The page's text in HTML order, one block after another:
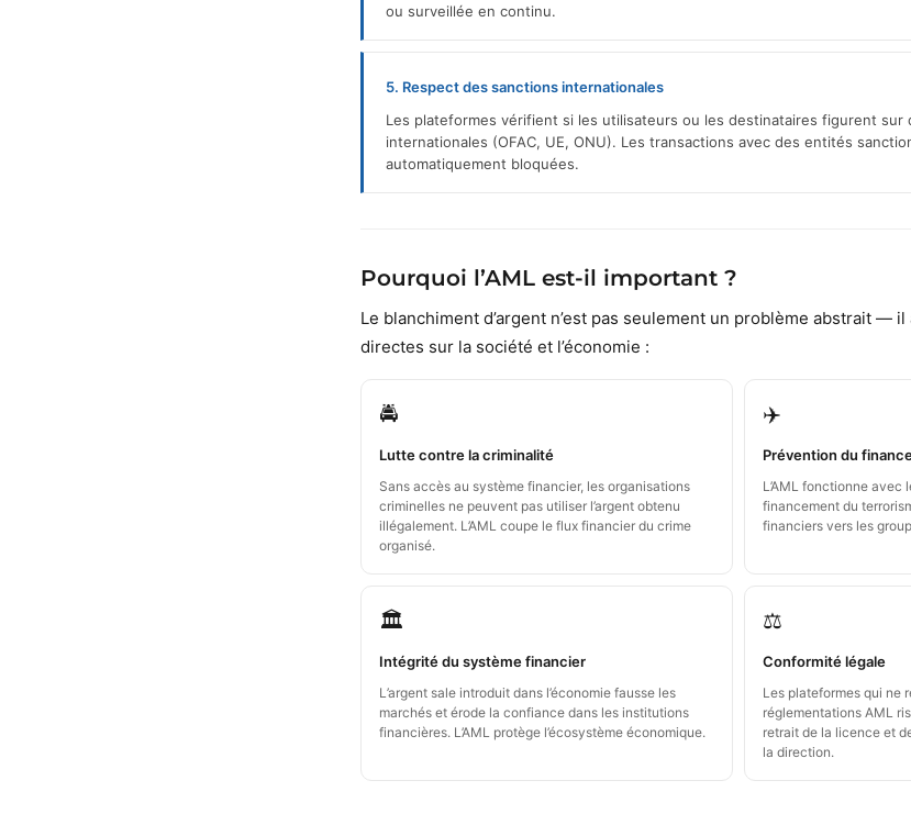
ou surveillée en continu.
5. Respect des sanctions internationales
Les plateformes vérifient si les utilisateurs ou les destinataires figurent sur
internationales (OFAC, UE, ONU). Les transactions avec des entités
automatiquement bloquées.
Pourquoi l’AML est-il important ?
Le blanchiment d’argent n’est pas seulement un problème abstrait —
directes sur la société et l’économie :
🚔
Lutte contre la criminalité
Sans accès au système financier, les organisations
criminelles ne peuvent pas utiliser l’argent obtenu
illégalement. L’AML coupe le flux financier du crime
organisé.
✈️
Prévention du
L’AML fonctionne avec
financement du
financiers vers les
🏛️
Intégrité du système financier
L’argent sale introduit dans l’économie fausse les
marchés et érode la confiance dans les institutions
financières. L’AML protège l’écosystème économique.
⚖️
Conformité légale
Les plateformes qui ne
réglementations AML
retrait de la licence et
la direction.